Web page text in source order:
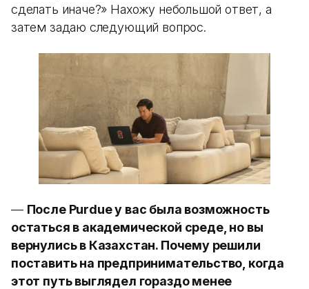
сделать иначе?» Нахожу небольшой ответ, а
затем задаю следующий вопрос.
— После Purdue у вас была возможность
остаться в академической среде, но вы
вернулись в Казахстан. Почему решили
поставить на предпринимательство, когда
этот путь выглядел гораздо менее